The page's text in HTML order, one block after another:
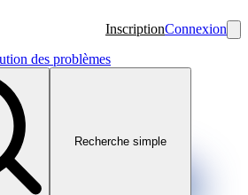
InscriptionConnexion
des problèmes
Recherche simple